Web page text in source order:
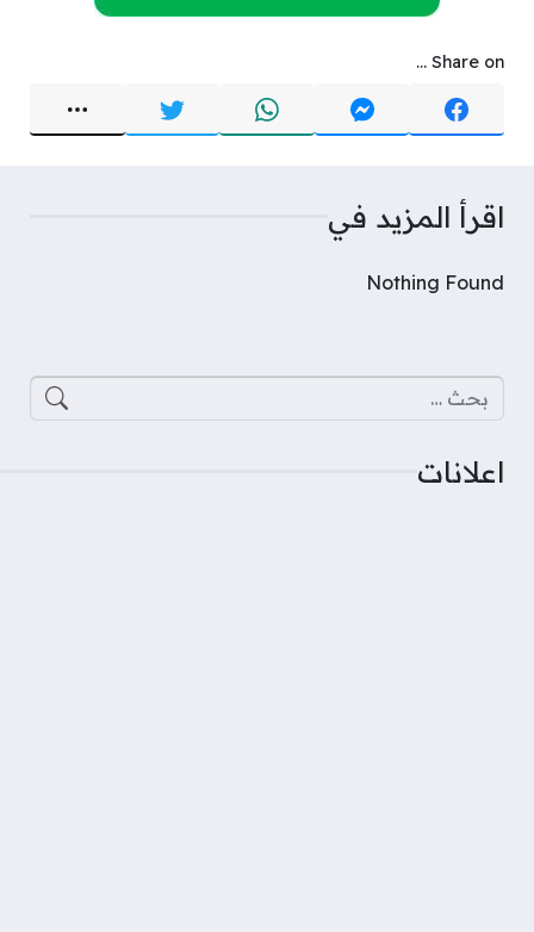
Share on ...
اقرأ المزيد في
Nothing Found
البحث عن:
اعلانات